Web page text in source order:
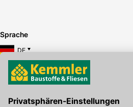
Sprache
DE
Hier gibt's die kostenlose App